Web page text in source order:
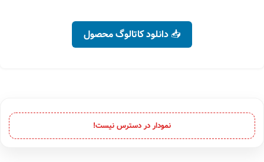
📥 دانلود کاتالوگ محصول
نمودار در دسترس نیست!